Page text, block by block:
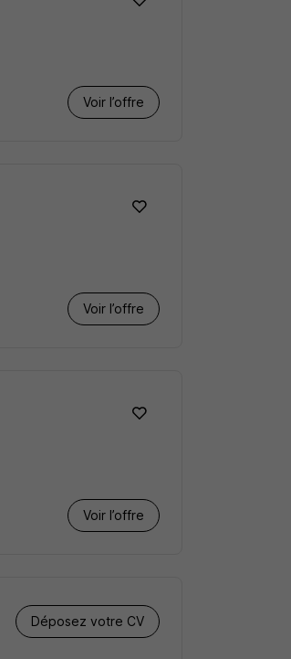
Voir l’offre
Voir l’offre
Voir l’offre
Déposez votre CV